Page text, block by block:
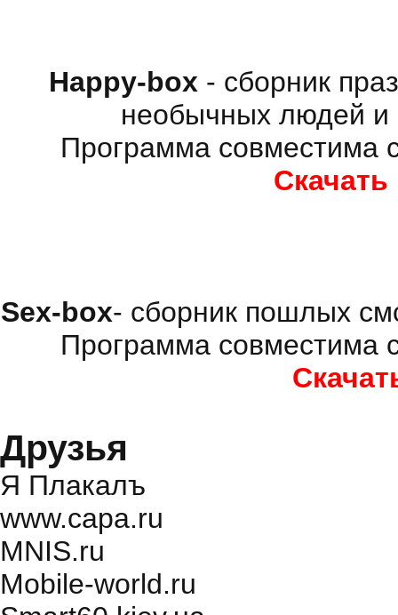
Happy-box - сборник
необычных людей и
Программа совместима
Sex-box- сборник пошлых
Программа совместима
Друзья
Я Плакалъ
www.capa.ru
MNIS.ru
Mobile-world.ru